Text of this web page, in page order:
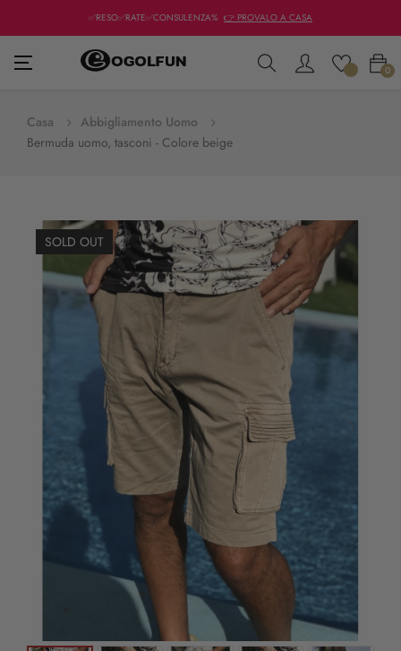
✅RESO✅RATE✅CONSULENZA% 👉 PROVALO A CASA
navigazione
☰ 0
Casa
Abbigliamento Uomo
Bermuda uomo, tasconi - Colore beige
SOLD OUT